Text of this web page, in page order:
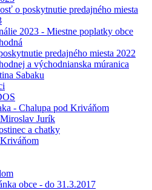
o poskytnutie predajného miesta
2023 - Miestne poplatky obce
predajného miesta 2022
a východnianska múranica
Sabaku
- Chalupa pod Kriváňom
Jurík
a chatky
obce - do 31.3.2017